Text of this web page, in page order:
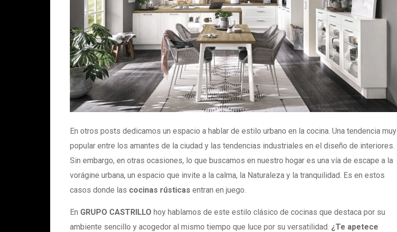
En otros posts dedicamos un espacio a hablar de estilo urbano en la cocina. Una tendencia muy
popular entre los amantes de la ciudad y las tendencias industriales en el diseño de interiores.
Sin embargo, en otras ocasiones, lo que buscamos en nuestro hogar es una vía de escape a la
vorágine urbana, un espacio que invite a la calma, la Naturaleza y la tranquilidad. Es en estos
casos donde las cocinas rústicas entran en juego.
En GRUPO CASTRILLO hoy hablamos de este estilo clásico de cocinas que destaca por su
ambiente sencillo y acogedor al mismo tiempo que luce por su versatilidad. ¿Te apetece